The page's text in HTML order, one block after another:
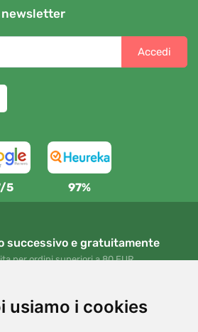
usiamo i cookies
Accedi
5 97%
successivo e gratuitamente
per ordini superiori a 80 EUR
il tuo ordine in qualsiasi momento